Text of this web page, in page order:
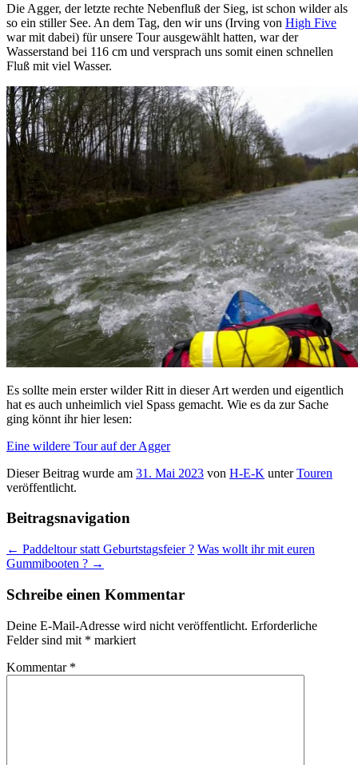
Die Agger, der letzte rechte Nebenfluß der Sieg, ist schon wilder als
so ein stiller See. An dem Tag, den wir uns (Irving von High Five
war mit dabei) für unsere Tour ausgewählt hatten, war der
Wasserstand bei 116 cm und versprach uns somit einen schnellen
Fluß mit viel Wasser.
Es sollte mein erster wilder Ritt in dieser Art werden und eigentlich
hat es auch unheimlich viel Spass gemacht. Wie es da zur Sache
ging könnt ihr hier lesen:
Eine wildere Tour auf der Agger
Dieser Beitrag wurde am 31. Mai 2023 von H-E-K unterTouren
veröffentlicht.
Beitragsnavigation
← Paddeltour statt Geburtstagsfeier ? Was wollt ihr mit euren
Gummibooten ? →
Schreibe einen Kommentar
Deine E-Mail-Adresse wird nicht veröffentlicht. Erforderliche
Felder sind mit * markiert
Kommentar *